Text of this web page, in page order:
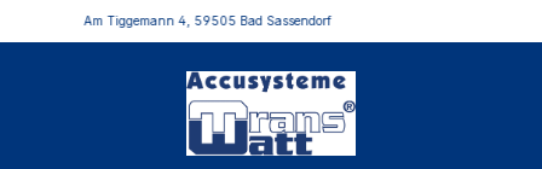
springen
4, 59505 Bad Sassendorf